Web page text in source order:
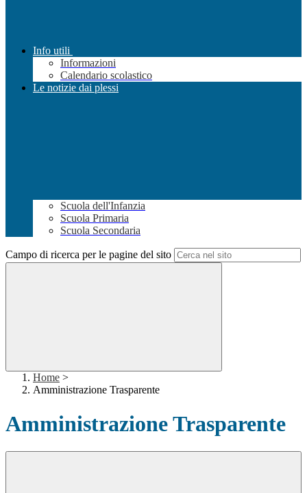
Info utili
Informazioni
Calendario scolastico
Le notizie dai plessi
Scuola dell'Infanzia
Scuola Primaria
Scuola Secondaria
Campo di ricerca per le pagine del sito
Home >
Amministrazione Trasparente
Amministrazione Trasparente